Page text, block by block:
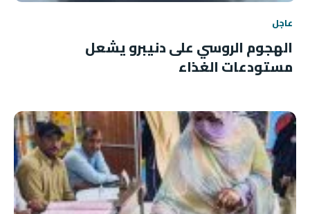
عاجل
الهجوم الروسي على دنيبرو يشعل
مستودعات الغذاء